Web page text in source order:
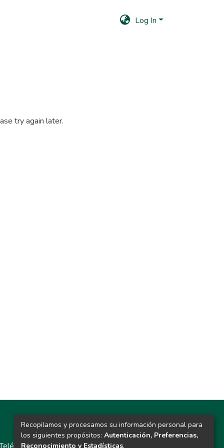
Log In
try again later.
Contacto
Recopilamos y procesamos su información personal para
los siguientes propósitos: Autenticación, Preferencias,
Reconocimiento y Estadísticas.